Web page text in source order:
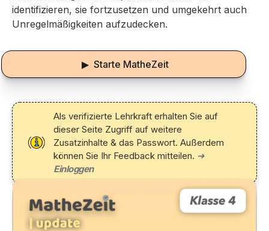
identifizieren, sie fortzusetzen und umgekehrt auch
Unregelmäßigkeiten aufzudecken.
▶ Starte MatheZeit
Als verifizierte Lehrkraft erhalten Sie auf
dieser Seite Zugriff auf weitere
Zusatzinhalte & das Passwort. Außerdem
können Sie Ihr Feedback mitteilen. ➜
Einloggen